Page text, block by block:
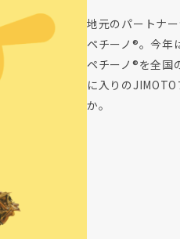
地元のパートナ
ペチーノ®。今年
ペチーノ®を全国
に入りの
か。